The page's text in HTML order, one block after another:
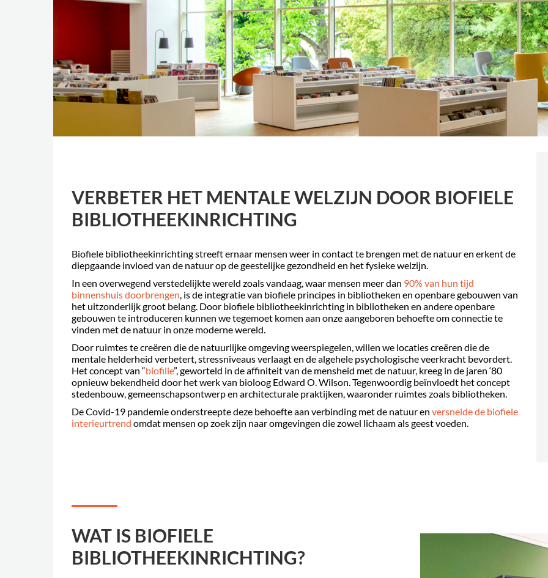
VERBETER HET MENTALE WELZIJN DOOR BIOFIELE
BIBLIOTHEEKINRICHTING
Biofiele bibliotheekinrichting streeft ernaar mensen weer in contact te brengen met de natuur en erkent de
diepgaande invloed van de natuur op de geestelijke gezondheid en het fysieke welzijn.
In een overwegend verstedelijkte wereld zoals vandaag, waar mensen meer dan 90% van hun tijd
binnenshuis doorbrengen, is de integratie van biofiele principes in bibliotheken en openbare gebouwen van
het uitzonderlijk groot belang. Door biofiele bibliotheekinrichting in bibliotheken en andere openbare
gebouwen te introduceren kunnen we tegemoet komen aan onze aangeboren behoefte om connectie te
vinden met de natuur in onze moderne wereld.
Door ruimtes te creëren die de natuurlijke omgeving weerspiegelen, willen we locaties creëren die de
mentale helderheid verbetert, stressniveaus verlaagt en de algehele psychologische veerkracht bevordert.
Het concept van “biofilie”, geworteld in de affiniteit van de mensheid met de natuur, kreeg in de jaren ‘80
opnieuw bekendheid door het werk van bioloog Edward O. Wilson. Tegenwoordig beïnvloedt het concept
stedenbouw, gemeenschapsontwerp en architecturale praktijken, waaronder ruimtes zoals bibliotheken.
De Covid-19 pandemie onderstreepte deze behoefte aan verbinding met de natuur en versnelde de biofiele
interieurtrend omdat mensen op zoek zijn naar omgevingen die zowel lichaam als geest voeden.
WAT IS BIOFIELE
BIBLIOTHEEKINRICHTING?